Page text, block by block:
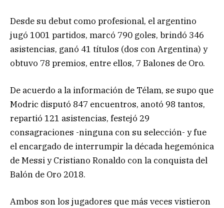
Desde su debut como profesional, el argentino
jugó 1001 partidos, marcó 790 goles, brindó 346
asistencias, ganó 41 títulos (dos con Argentina) y
obtuvo 78 premios, entre ellos, 7 Balones de Oro.
De acuerdo a la información de Télam, se supo que
Modric disputó 847 encuentros, anotó 98 tantos,
repartió 121 asistencias, festejó 29
consagraciones -ninguna con su selección- y fue
el encargado de interrumpir la década hegemónica
de Messi y Cristiano Ronaldo con la conquista del
Balón de Oro 2018.
Ambos son los jugadores que más veces vistieron